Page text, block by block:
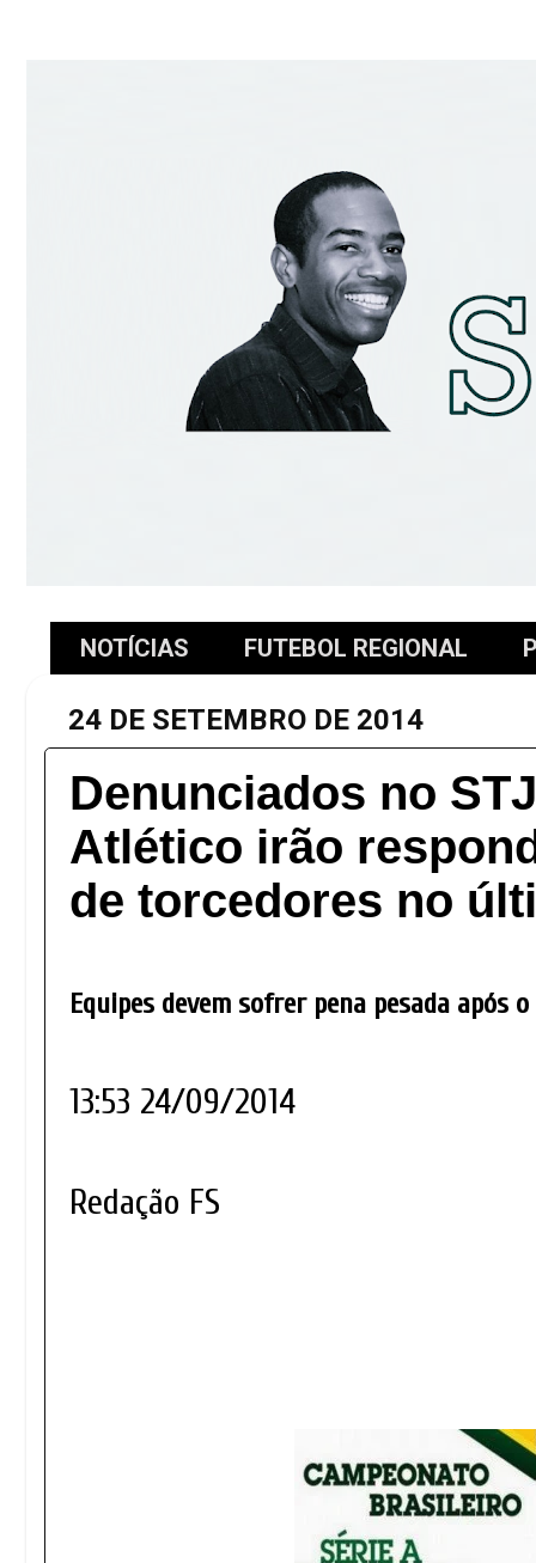
NOTÍCIAS FUTEBOL REGIONAL
24 DE SETEMBRO DE 2014
Denunciados no
Atlético irão
de torcedores no
Equipes devem sofrer pena pesada após
13:53 24/09/2014
Redação FS